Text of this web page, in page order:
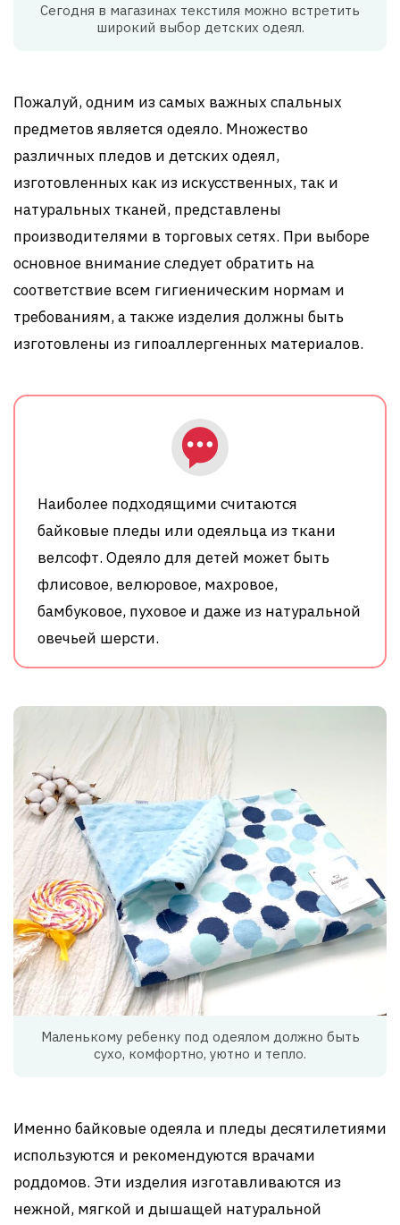
Сегодня в магазинах текстиля можно встретить
широкий выбор детских одеял.
Пожалуй, одним из самых важных спальных
предметов является одеяло. Множество
различных пледов и детских одеял,
изготовленных как из искусственных, так и
натуральных тканей, представлены
производителями в торговых сетях. При выборе
основное внимание следует обратить на
соответствие всем гигиеническим нормам и
требованиям, а также изделия должны быть
изготовлены из гипоаллергенных материалов.
Наиболее подходящими считаются
байковые пледы или одеяльца из ткани
велсофт. Одеяло для детей может быть
флисовое, велюровое, махровое,
бамбуковое, пуховое и даже из натуральной
овечьей шерсти.
Маленькому ребенку под одеялом должно быть
сухо, комфортно, уютно и тепло.
Именно байковые одеяла и пледы десятилетиями
используются и рекомендуются врачами
роддомов. Эти изделия изготавливаются из
нежной, мягкой и дышащей натуральной